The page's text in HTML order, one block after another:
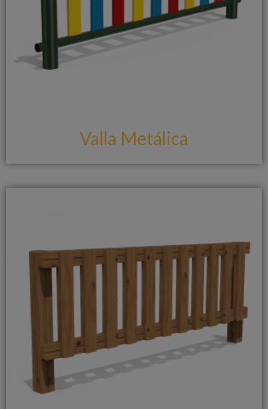
Valla Metálica